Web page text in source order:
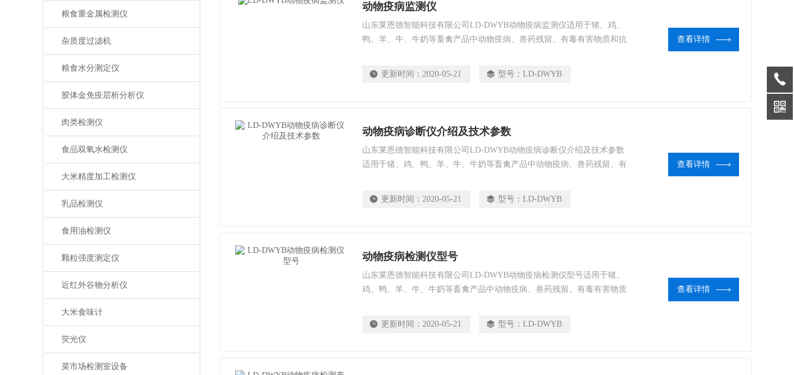
粮食重金属检测仪
杂质度过滤机
粮食水分测定仪
胶体金免疫层析分析仪
肉类检测仪
食品双氧水检测仪
大米精度加工检测仪
乳品检测仪
食用油检测仪
颗粒强度测定仪
近红外谷物分析仪
大米食味计
荧光仪
菜市场检测室设备
动物疫病监测仪
山东莱恩德智能科技有限公司LD-DWYB动物疫病监测仪适用于猪、鸡、
鸭、羊、牛、牛奶等畜禽产品中动物疫病、兽药残留、有毒有害物质和抗
畜牧兽医、养殖场、屠宰场、食品肉产品深加工企业、检验检疫部门等单
更新时间： 2020-05-21 型号： LD-DWYB
查看详情
动物疫病诊断仪介绍及技术参数
山东莱恩德智能科技有限公司LD-DWYB动物疫病诊断仪介绍及技术参数
适用于猪、鸡、鸭、羊、牛、牛奶等畜禽产品中动物疫病、兽药残留、有
科研院所、门、畜牧兽医、养殖场、屠宰场、食品肉产品深加工企业、检
更新时间： 2020-05-21 型号： LD-DWYB
查看详情
动物疫病检测仪型号
山东莱恩德智能科技有限公司LD-DWYB动物疫病检测仪型号适用于猪、
鸡、鸭、羊、牛、牛奶等畜禽产品中动物疫病、兽药残留、有毒有害物质
门、畜牧兽医、养殖场、屠宰场、食品肉产品深加工企业、检验检疫部门
更新时间： 2020-05-21 型号： LD-DWYB
查看详情